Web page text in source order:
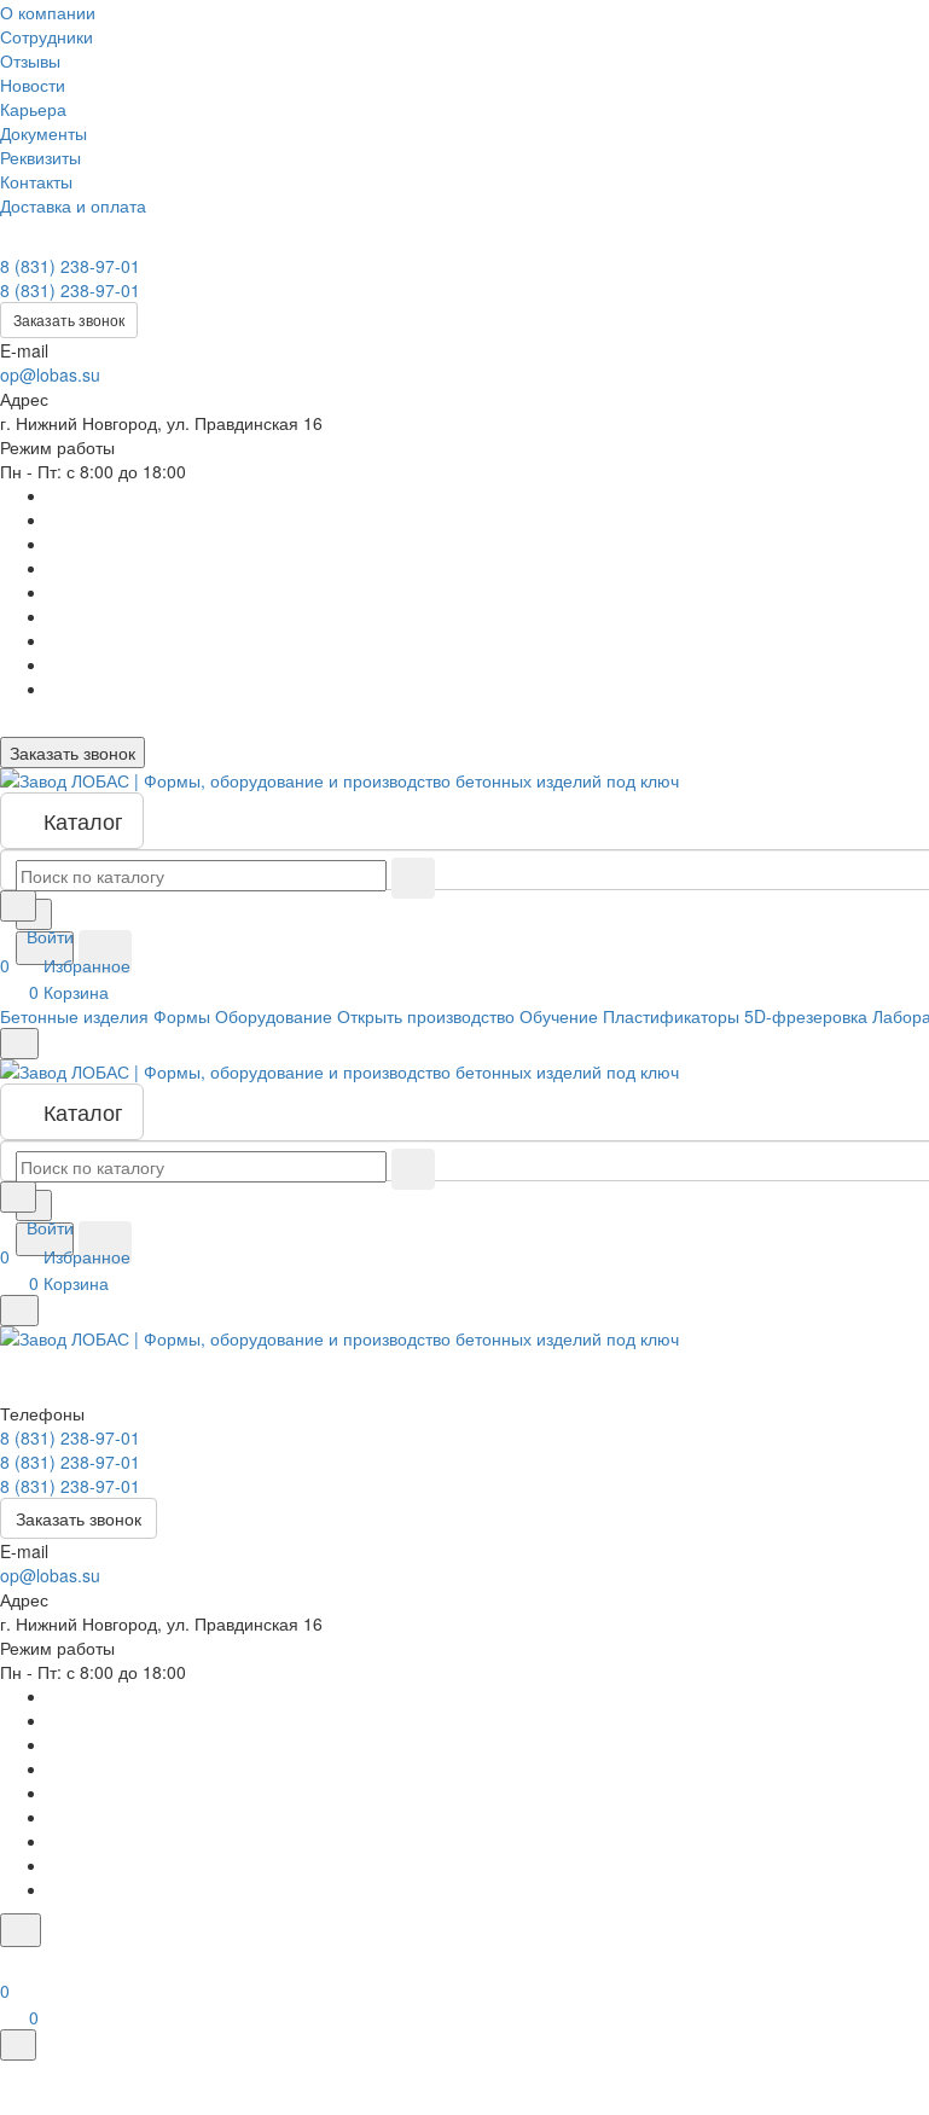
О компании
Сотрудники
Отзывы
Новости
Карьера
Документы
Реквизиты
Контакты
Доставка и оплата
8 (831) 238-97-01
8 (831) 238-97-01
Заказать звонок
E-mail
op@lobas.su
Адрес
г. Нижний Новгород, ул. Правдинская 16
Режим работы
Пн - Пт: с 8:00 до 18:00
Заказать звонок
Каталог
Войти
0
Избранное
0 Корзина
Бетонные изделия Формы Оборудование Открыть производство Обучение Пластификаторы 5D-фрезеровка
Каталог
Войти
0
Избранное
0 Корзина
Телефоны
8 (831) 238-97-01
8 (831) 238-97-01
8 (831) 238-97-01
Заказать звонок
E-mail
op@lobas.su
Адрес
г. Нижний Новгород, ул. Правдинская 16
Режим работы
Пн - Пт: с 8:00 до 18:00
0
0